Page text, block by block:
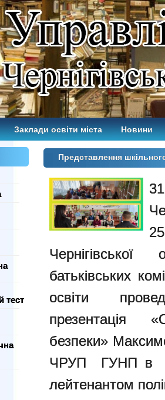
Заклади освіти міста Новини
тест
Представлення
батьківських
освіти
презентація
безпеки»
ЧРУП ГУНП в
лейтенантом